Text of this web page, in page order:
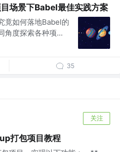
目场景下Babel最佳实践方案
竟如何落地Babel的
角度探索各种项...
35
关注
打包项目教程